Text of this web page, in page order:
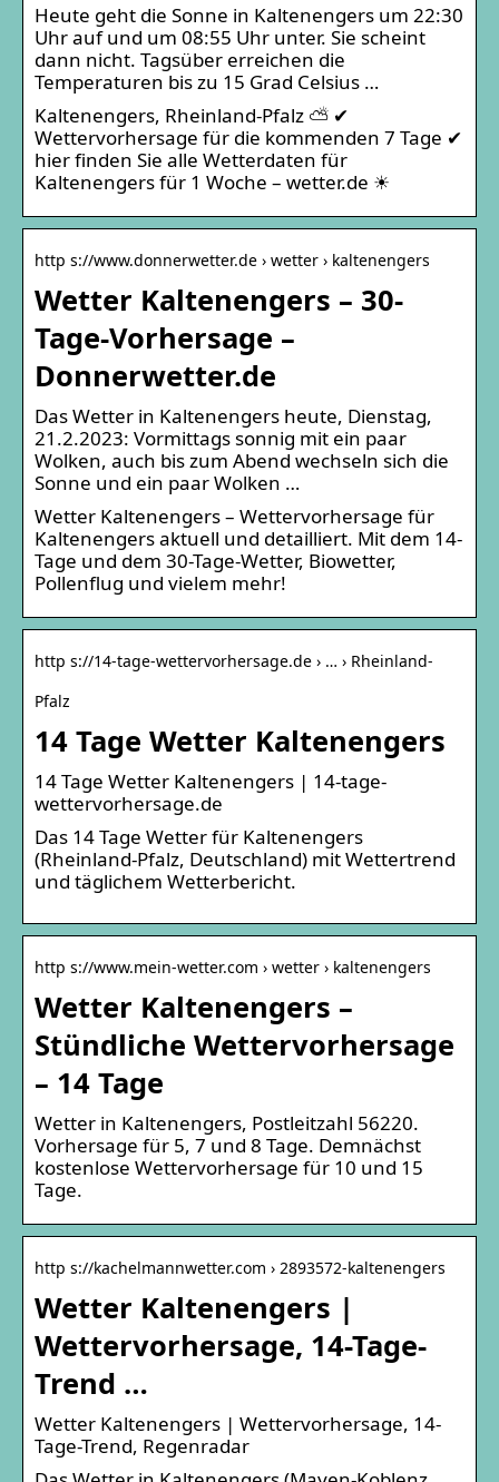
Heute geht die Sonne in Kaltenengers um 22:30
Uhr auf und um 08:55 Uhr unter. Sie scheint
dann nicht. Tagsüber erreichen die
Temperaturen bis zu 15 Grad Celsius …
Kaltenengers, Rheinland-Pfalz ⛅ ✔
Wettervorhersage für die kommenden 7 Tage ✔
hier finden Sie alle Wetterdaten für
Kaltenengers für 1 Woche – wetter.de ☀
http s://www.donnerwetter.de › wetter › kaltenengers
Wetter Kaltenengers – 30-
Tage-Vorhersage –
Donnerwetter.de
Das Wetter in Kaltenengers heute, Dienstag,
21.2.2023: Vormittags sonnig mit ein paar
Wolken, auch bis zum Abend wechseln sich die
Sonne und ein paar Wolken …
Wetter Kaltenengers – Wettervorhersage für
Kaltenengers aktuell und detailliert. Mit dem 14-
Tage und dem 30-Tage-Wetter, Biowetter,
Pollenflug und vielem mehr!
http s://14-tage-wettervorhersage.de › … › Rheinland-
Pfalz
14 Tage Wetter Kaltenengers
14 Tage Wetter Kaltenengers | 14-tage-
wettervorhersage.de
Das 14 Tage Wetter für Kaltenengers
(Rheinland-Pfalz, Deutschland) mit Wettertrend
und täglichem Wetterbericht.
http s://www.mein-wetter.com › wetter › kaltenengers
Wetter Kaltenengers –
Stündliche Wettervorhersage
– 14 Tage
Wetter in Kaltenengers, Postleitzahl 56220.
Vorhersage für 5, 7 und 8 Tage. Demnächst
kostenlose Wettervorhersage für 10 und 15
Tage.
http s://kachelmannwetter.com › 2893572-kaltenengers
Wetter Kaltenengers |
Wettervorhersage, 14-Tage-
Trend …
Wetter Kaltenengers | Wettervorhersage, 14-
Tage-Trend, Regenradar